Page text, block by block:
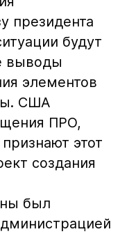
президента
будут
выводы
элементов
США
ПРО,
этот
создания
был